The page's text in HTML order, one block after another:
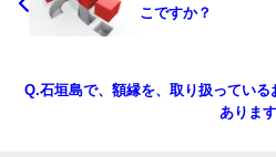
こですか？
Q.石垣島で、額縁を、取り扱っている
ありま